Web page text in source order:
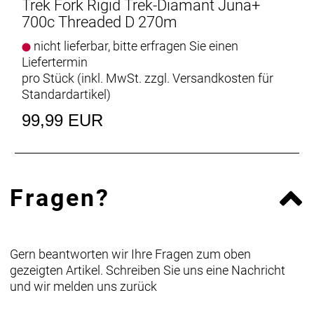
Trek Fork Rigid Trek-Diamant Juna+
700c Threaded D 270m
nicht lieferbar, bitte erfragen Sie einen
Liefertermin
pro Stück (inkl. MwSt. zzgl. Versandkosten für
Standardartikel)
99,99 EUR
Fragen?
Gern beantworten wir Ihre Fragen zum oben
gezeigten Artikel. Schreiben Sie uns eine Nachricht
und wir melden uns zurück